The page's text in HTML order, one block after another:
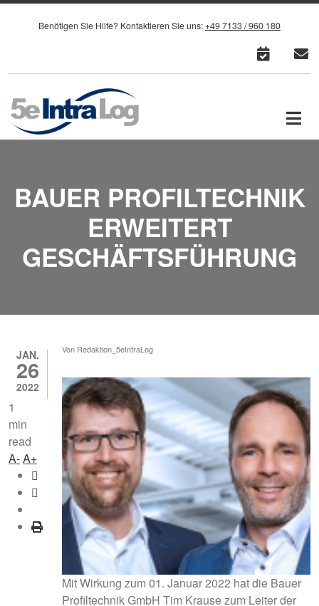
Direkt zum Inhalt
Benötigen Sie Hilfe? Kontaktieren Sie uns:+49 7133 / 960 180
BAUER PROFILTECHNIK
ERWEITERT
GESCHÄFTSFÜHRUNG
JAN.
26
2022
1
min
read
A-A+
facebook
twitter
email
print
Von Redaktion_5eIntraLog
Bauer Profiltechnik erweitert Geschäftsführung
Mit Wirkung zum 01. Januar 2022 hat die Bauer
Profiltechnik GmbH Tim Krause zum Leiter der